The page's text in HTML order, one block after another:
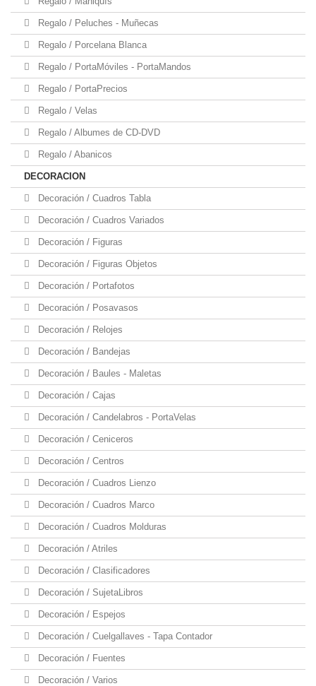
Regalo / Peluches - Muñecas
Regalo / Porcelana Blanca
Regalo / PortaMóviles - PortaMandos
Regalo / PortaPrecios
Regalo / Velas
Regalo / Albumes de CD-DVD
Regalo / Abanicos
DECORACION
Decoración / Cuadros Tabla
Decoración / Cuadros Variados
Decoración / Figuras
Decoración / Figuras Objetos
Decoración / Portafotos
Decoración / Posavasos
Decoración / Relojes
Decoración / Bandejas
Decoración / Baules - Maletas
Decoración / Cajas
Decoración / Candelabros - PortaVelas
Decoración / Ceniceros
Decoración / Centros
Decoración / Cuadros Lienzo
Decoración / Cuadros Marco
Decoración / Cuadros Molduras
Decoración / Atriles
Decoración / Clasificadores
Decoración / SujetaLibros
Decoración / Espejos
Decoración / Cuelgallaves - Tapa Contador
Decoración / Fuentes
Decoración / Varios